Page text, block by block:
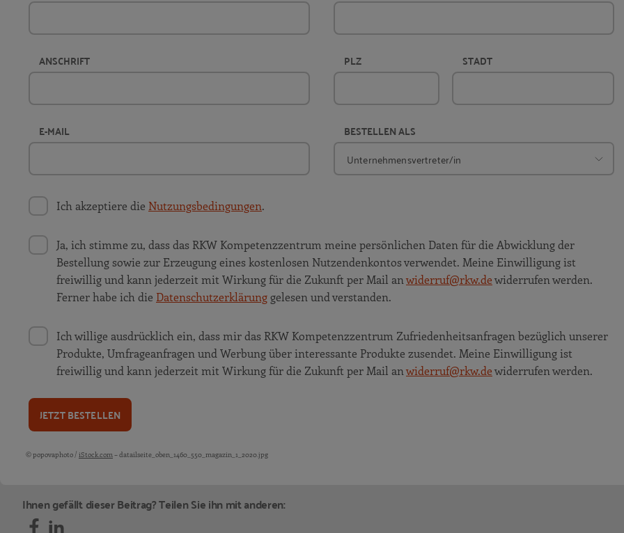
ANSCHRIFT PLZ STADT
E-MAIL BESTELLEN ALS
Ich akzeptiere die Nutzungsbedingungen.
Ja, ich stimme zu, dass das RKW Kompetenzzentrum meine persönlichen Daten für die Abwicklung der
Bestellung sowie zur Erzeugung eines kostenlosen Nutzendenkontos verwendet. Meine Einwilligung ist
freiwillig und kann jederzeit mit Wirkung für die Zukunft per Mail anwiderruf@rkw.dewiderrufen werden.
Ferner habe ich die Datenschutzerklärunggelesen und verstanden.
Ich willige ausdrücklich ein, dass mir das RKW Kompetenzzentrum Zufriedenheitsanfragen bezüglich unserer
Produkte, Umfrageanfragen und Werbung über interessante Produkte zusendet. Meine Einwilligung ist
freiwillig und kann jederzeit mit Wirkung für die Zukunft per Mail anwiderruf@rkw.dewiderrufen werden.
JETZT BESTELLEN
Bildquellen und Copyright-Hinweise
© popovaphoto / iStock.com– datailseite_oben_1460_550_magazin_1_2020.jpg
Ihnen gefällt dieser Beitrag? Teilen Sie ihn mit anderen: